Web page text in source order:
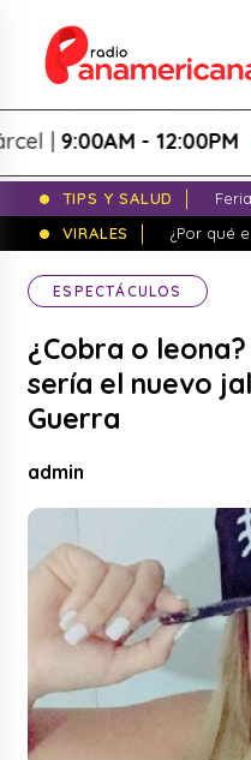
9:00AM - 12:00PM
TIPS Y SALUD
VIRALES
¿Por qué
ESPECTÁCULOS
¿Cobra o
sería el nuevo
Guerra
admin